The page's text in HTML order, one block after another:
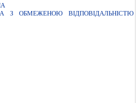
З ОБМЕЖЕНОЮ ВІДПОВІДАЛЬНІСТЮ